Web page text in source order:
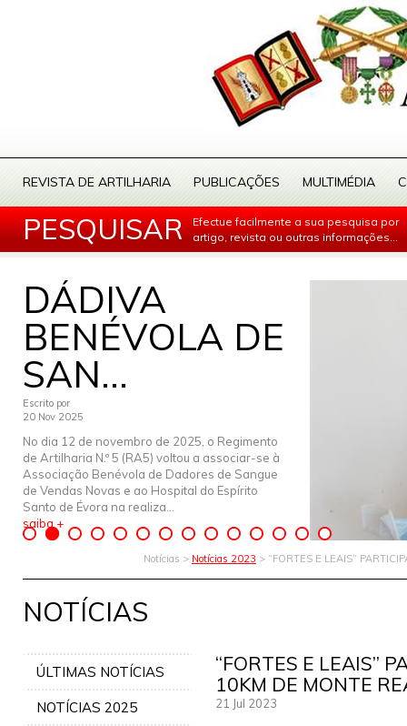
REVISTA DE ARTILHARIA PUBLICAÇÕES MULTIMÉDIA
PESQUISAR
Efectue facilmente a sua pesquisa por
artigo, revista ou outras informações...
DÁDIVA
BENÉVOLA DE
SAN...
Escrito por
20 Nov 2025
No dia 12 de novembro de 2025, o Regimento
de Artilharia N.º 5 (RA5) voltou a associar-se à
Associação Benévola de Dadores de Sangue
de Vendas Novas e ao Hospital do Espírito
Santo de Évora na realiza...
saiba +
Notícias > Notícias 2023 > “FORTES E LEAIS”
NOTÍCIAS
ÚLTIMAS NOTÍCIAS
NOTÍCIAS 2025
“FORTES E LEAIS”
10KM DE MONTE
21 Jul 2023